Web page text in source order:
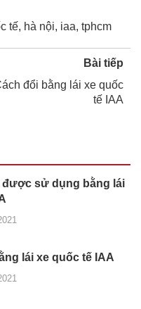
tế, hà nội, iaa, tphcm
Bài tiếp
đổi bằng lái xe quốc
tế IAA
được sử dụng bằng lái
lái xe quốc tế IAA